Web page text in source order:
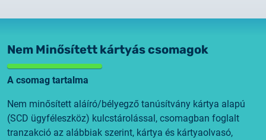
Nem Minősített kártyás csomagok
A csomag tartalma
Nem minősített aláíró/bélyegző tanúsítvány kártya alapú
(SCD ügyféleszköz) kulcstárolással, csomagban foglalt
tranzakció az alábbiak szerint, kártya és kártyaolvasó,